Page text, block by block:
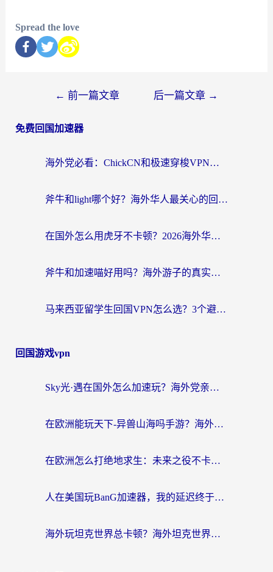
Spread the love
← 前一篇文章 后一篇文章 →
免费回国加速器
海外党必看：ChickCN和极速穿梭VPN好用吗？3招教你选对回国加速器无缝刷国内资源
斧牛和light哪个好？海外华人最关心的回国加速器选择难题，一篇讲透
在国外怎么用虎牙不卡顿？2026海外华人亲测有效的回国加速器选择指南
斧牛和加速喵好用吗？海外游子的真实选择困境
马来西亚留学生回国VPN怎么选？3个避坑点+1款实测好用的加速器推荐
回国游戏vpn
Sky光·遇在国外怎么加速玩？海外党亲测有效的国服游戏加速指南
在欧洲能玩天下-异兽山海吗手游？海外玩家的加速器生存指南
在欧洲怎么打绝地求生：未来之役不卡？留学生亲测的加速器避坑指南
人在美国玩BanG加速器，我的延迟终于绿了
海外玩坦克世界总卡顿？海外坦克世界加速器有哪些？实测好用的选择在这里